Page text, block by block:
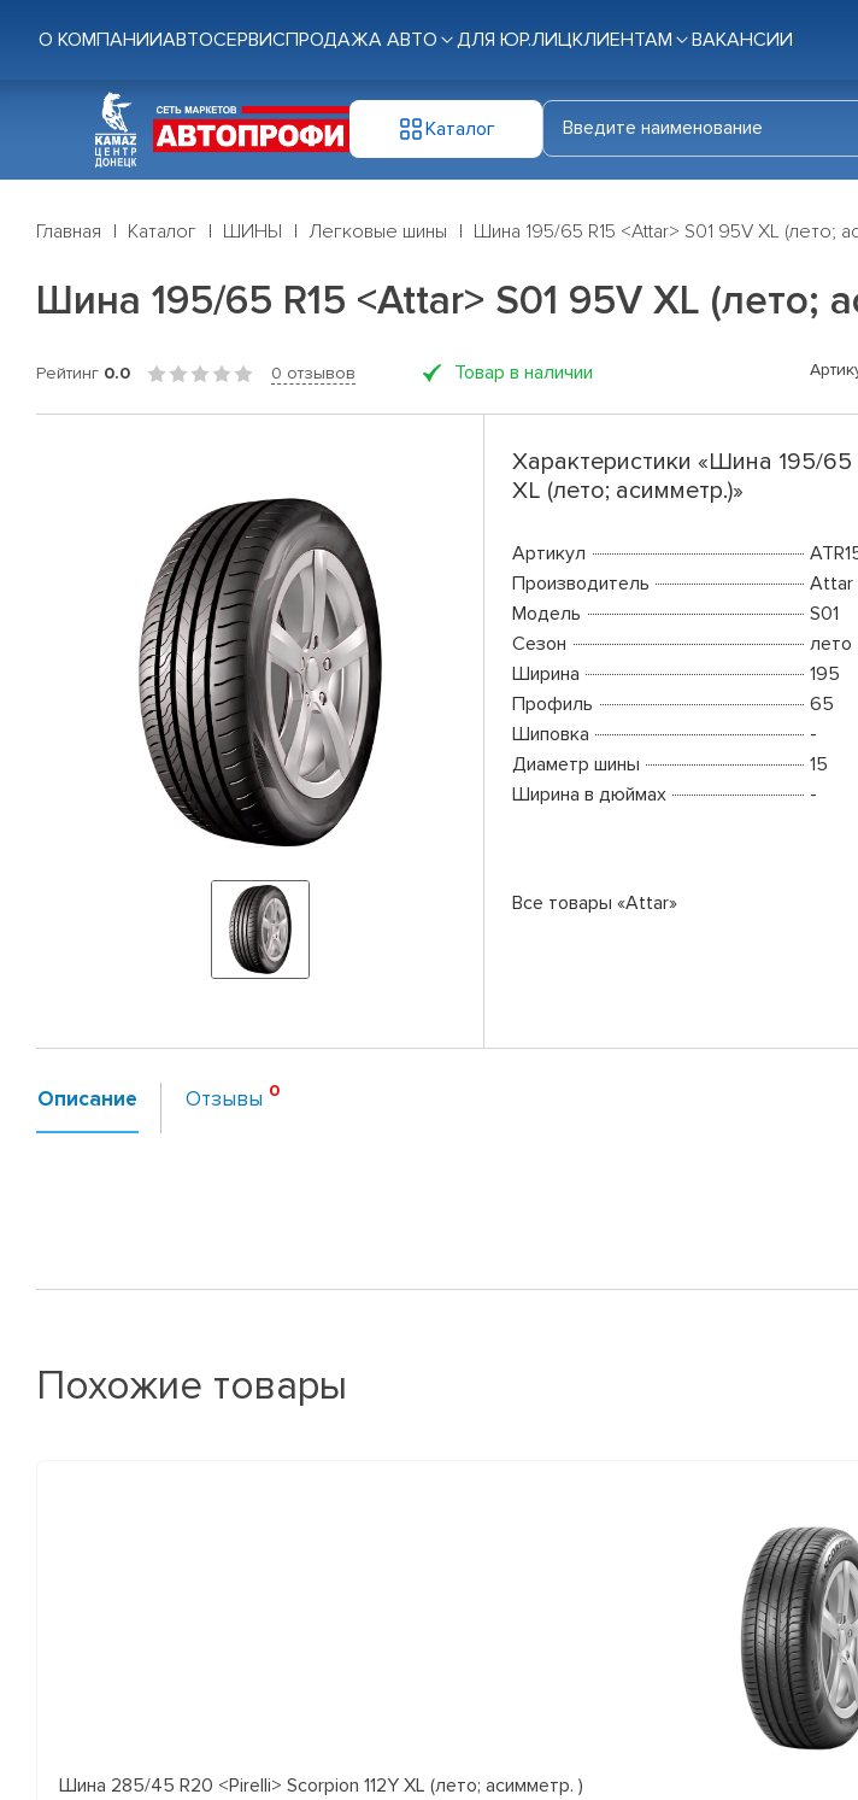
О КОМПАНИИАВТОСЕРВИСПРОДАЖА АВТО ДЛЯ ЮР.ЛИЦКЛИЕНТАМ ВАКАНСИИ
Каталог
Главная Каталог ШИНЫ Легковые шины Шина 195/65 R15 <Attar> S01 95V XL (лето;
Шина 195/65 R15 <Attar> S01 95V XL (лето;
Рейтинг 0.0 0 отзывов Товар в наличии
Характеристики «Шина 195/65
XL (лето; асимметр.)»
Артикул
Производитель
Attar
Модель
S01
Сезон
лето
Ширина
195
Профиль
65
Шиповка
-
Диаметр шины
15
Ширина в дюймах
-
Все товары «Attar»
Описание Отзывы
Похожие товары
Шина 285/45 R20 <Pirelli> Scorpion 112Y XL (лето; асимметр. )